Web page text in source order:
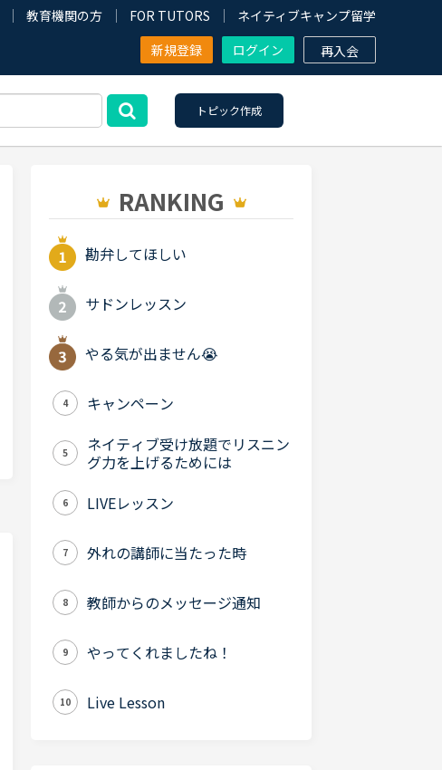
教育機関の方 FOR TUTORS
ネイティブキャンプ留学
新規登録
ログイン 再入会
トピック作成
RANKING
勘弁してほしい
サドンレッスン
やる気が出ません😭
4 キャンペーン
5
ネイティブ受け放題でリスニン
グ力を上げるためには
6 LIVEレッスン
7 外れの講師に当たった時
8 教師からのメッセージ通知
9 やってくれましたね！
10 Live Lesson